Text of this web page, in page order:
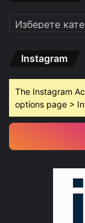
Категории
Instagram
The Instagram
options page >